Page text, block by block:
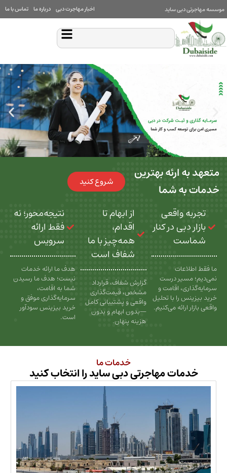
ساید درباره ما تماس با ما
بهترین
شما
شروع کنید
واقعی
در کنار
درست
اقامت و
با تحلیل
می‌کنیم.
از ابهام تا
اقدام،
همه‌چیز با ما
شفاف است
گزارش شفاف، قرارداد
مشخص، قیمت‌گذاری
واقعی و پشتیبانی کامل
—بدون ابهام و بدون
نتیجه‌محور؛ نه
فقط ارائه
سرویس
هدف ما ارائه خدمات
نیست؛ هدف ما رسیدن
شما به اقامت،
سرمایه‌گذاری موفق و
خرید بیزینس سودآور
است.
مهاجرتی دبی ساید را انتخاب کنید